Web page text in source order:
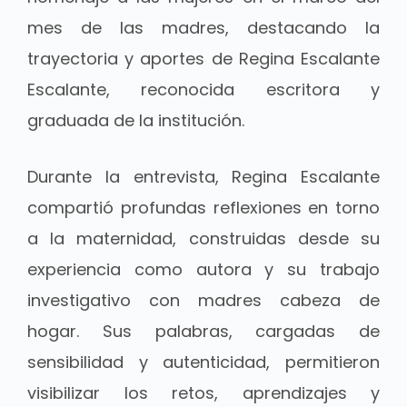
mes de las madres, destacando la
trayectoria y aportes de Regina Escalante
Escalante, reconocida escritora y
graduada de la institución.
Durante la entrevista, Regina Escalante
compartió profundas reflexiones en torno
a la maternidad, construidas desde su
experiencia como autora y su trabajo
investigativo con madres cabeza de
hogar. Sus palabras, cargadas de
sensibilidad y autenticidad, permitieron
visibilizar los retos, aprendizajes y